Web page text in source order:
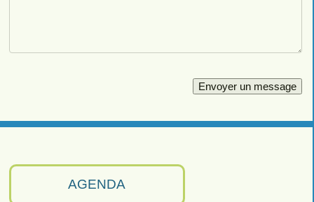
AGENDA